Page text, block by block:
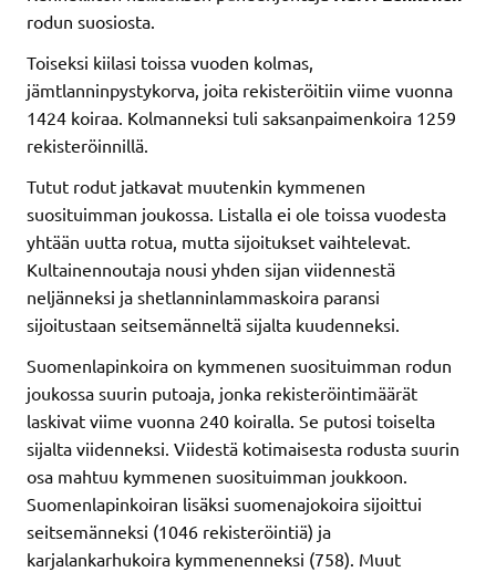
rodun suosiosta.
Toiseksi kiilasi toissa vuoden kolmas,
jämtlanninpystykorva, joita rekisteröitiin viime vuonna
1424 koiraa. Kolmanneksi tuli saksanpaimenkoira 1259
rekisteröinnillä.
Tutut rodut jatkavat muutenkin kymmenen
suosituimman joukossa. Listalla ei ole toissa vuodesta
yhtään uutta rotua, mutta sijoitukset vaihtelevat.
Kultainennoutaja nousi yhden sijan viidennestä
neljänneksi ja shetlanninlammaskoira paransi
sijoitustaan seitsemänneltä sijalta kuudenneksi.
Suomenlapinkoira on kymmenen suosituimman rodun
joukossa suurin putoaja, jonka rekisteröintimäärät
laskivat viime vuonna 240 koiralla. Se putosi toiselta
sijalta viidenneksi. Viidestä kotimaisesta rodusta suurin
osa mahtuu kymmenen suosituimman joukkoon.
Suomenlapinkoiran lisäksi suomenajokoira sijoittui
seitsemänneksi (1046 rekisteröintiä) ja
karjalankarhukoira kymmenenneksi (758). Muut